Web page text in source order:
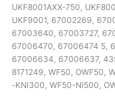
UKF8001AXX-750,
UKF9001, 67002269,
67003640, 67003727,
67006470, 67006474 5,
67006634, 67006637,
8171249, WF50, OWF50,
-KNI300, WF50-NI500,